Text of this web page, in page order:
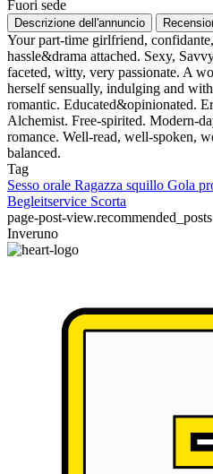
Fuori sede
Descrizione dell'annuncio
Your part-time girlfriend,
hassle&drama attached. Sexy,
faceted, witty, very passionate. A
herself sensually, indulging and
romantic. Educated&opinionated.
Alchemist. Free-spirited. Modern-
romance. Well-read, well-spoken,
balanced.
Tag
Sesso orale Ragazza squillo Gola
Begleitservice Scorta
page-post-view.recommended_posts
Inveruno